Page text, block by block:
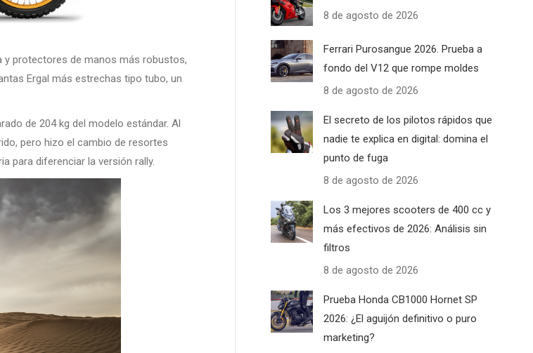
y protectores de manos más robustos,
Ergal más estrechas tipo tubo, un
de 204 kg del modelo estándar. Al
pero hizo el cambio de resortes
para diferenciar la versión rally.
8 de agosto de 2026
Ferrari Purosangue 2026. Prueba a
fondo del V12 que rompe moldes
8 de agosto de 2026
El secreto de los pilotos rápidos que
nadie te explica en digital: domina el
punto de fuga
8 de agosto de 2026
Los 3 mejores scooters de 400 cc y
más efectivos de 2026: Análisis sin
filtros
8 de agosto de 2026
Prueba Honda CB1000 Hornet SP
2026: ¿El aguijón definitivo o puro
marketing?